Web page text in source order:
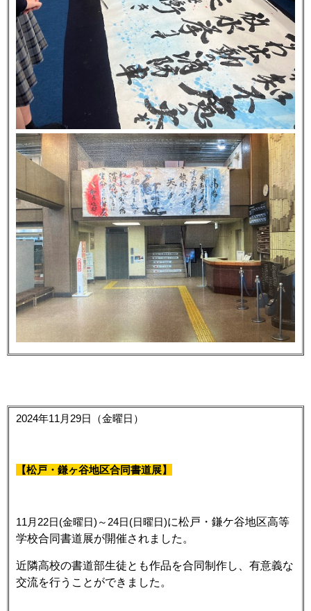
2024年11月29日（金曜日）
【松戸・鎌ヶ谷地区合同書道展】
11 月22日(金曜日)～24日(日曜日)に松戸・鎌ケ谷地区高等
学校合同書道展が開催されました。
近隣高校の書道部生徒とも作品を合同制作し、有意義な
交流を行うことができました。